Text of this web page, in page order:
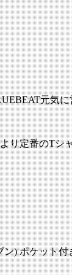
元気に
り定番のTシ
) ポケット付